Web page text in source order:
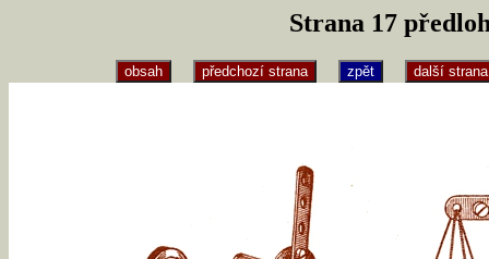
Strana 17
obsah předchozí strana zpět další strana